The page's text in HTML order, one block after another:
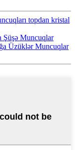
topdan kristal
Muncuqlar
Üzüklər Muncuqlar